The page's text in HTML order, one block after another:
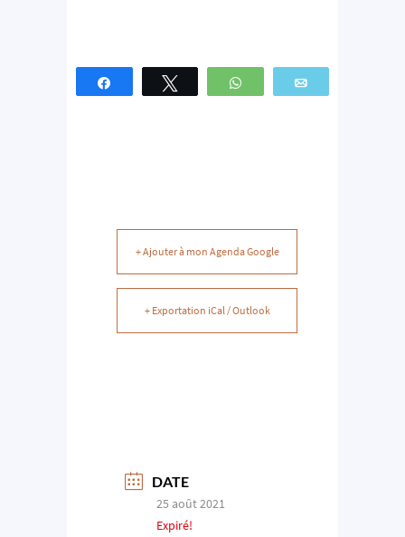
Partagez Tweetez WhatsApp
+ Ajouter à mon Agenda Google
+ Exportation iCal / Outlook
DATE
25 août 2021
Expiré!